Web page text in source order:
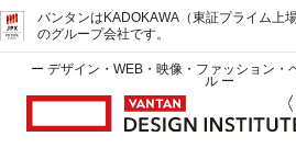
バンタンはKADOKAWA（東証プライム上場
のグループ会社です。
ー デザイン・WEB・映像・ファッション・
ル ー